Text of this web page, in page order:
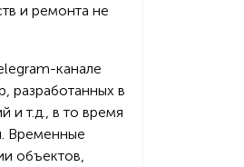
и ремонта не
канале
разработанных в
и т.д., в то время
Временные
объектов,